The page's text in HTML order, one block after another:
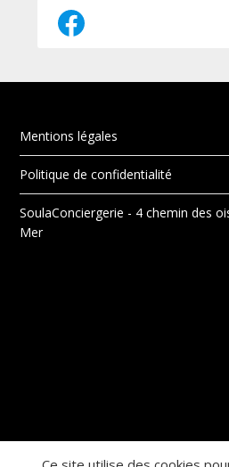
Mentions légales
Politique de confidentialité
SoulaConciergerie - 4 chemin des
Mer